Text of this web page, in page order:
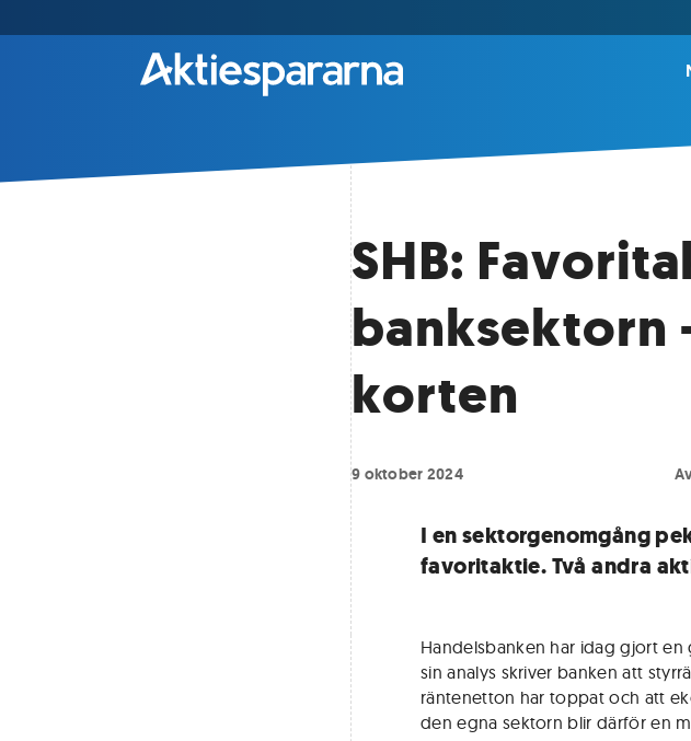
SHB:
banksektorn
korten
9 oktober 2024
I en sektorgenomgång
favoritaktie. Två andra
Handelsbanken har idag gjort
sin analys skriver banken att
räntenetton har toppat och att
den egna sektorn blir därför en